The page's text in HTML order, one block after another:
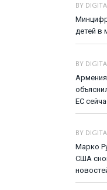
BY
детей в
BY
ЕС
BY
Марко
США